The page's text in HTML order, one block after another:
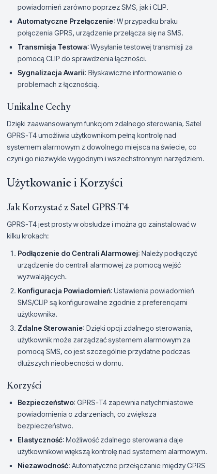
powiadomień zarówno poprzez SMS, jak i CLIP.
Automatyczne Przełączenie: W przypadku braku
połączenia GPRS, urządzenie przełącza się na SMS.
Transmisja Testowa: Wysyłanie testowej transmisji za
pomocą CLIP do sprawdzenia łączności.
Sygnalizacja Awarii: Błyskawiczne informowanie o
problemach z łącznością.
Unikalne Cechy
Dzięki zaawansowanym funkcjom zdalnego sterowania, Satel
GPRS-T4 umożliwia użytkownikom pełną kontrolę nad
systemem alarmowym z dowolnego miejsca na świecie, co
czyni go niezwykle wygodnym i wszechstronnym narzędziem.
Użytkowanie i Korzyści
Jak Korzystać z Satel GPRS-T4
GPRS-T4 jest prosty w obsłudze i można go zainstalować w
kilku krokach:
Podłączenie do Centrali Alarmowej: Należy podłączyć
urządzenie do centrali alarmowej za pomocą wejść
wyzwalających.
Konfiguracja Powiadomień: Ustawienia powiadomień
SMS/CLIP są konfigurowalne zgodnie z preferencjami
użytkownika.
Zdalne Sterowanie: Dzięki opcji zdalnego sterowania,
użytkownik może zarządzać systemem alarmowym za
pomocą SMS, co jest szczególnie przydatne podczas
dłuższych nieobecności w domu.
Korzyści
Bezpieczeństwo: GPRS-T4 zapewnia natychmiastowe
powiadomienia o zdarzeniach, co zwiększa
bezpieczeństwo.
Elastyczność: Możliwość zdalnego sterowania daje
użytkownikowi większą kontrolę nad systemem alarmowym.
Niezawodność: Automatyczne przełączanie między GPRS